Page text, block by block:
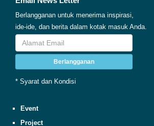
Berlangganan untuk menerima inspirasi,
ide-ide, dan berita dalam kotak masuk Anda.
Berlangganan
* Syarat dan Kondisi
Event
Project